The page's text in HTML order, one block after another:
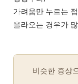
가려움만 누르는
올라오는 경우가
비슷한 증상